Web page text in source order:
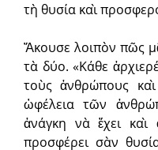
τὴ θυσία καὶ
Ἄκουσε λοιπὸν πῶς
τὰ δύο. «Κάθε
τοὺς ἀνθρώπους καὶ
ὠφέλεια τῶν
ἀνάγκη νὰ ἔχει
προσφέρει σὰν